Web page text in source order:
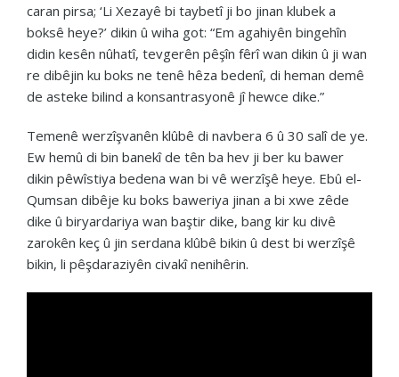
caran pirsa; ‘Li Xezayê bi taybetî ji bo jinan klubek a
boksê heye?’ dikin û wiha got: “Em agahiyên bingehîn
didin kesên nûhatî, tevgerên pêşîn fêrî wan dikin û ji wan
re dibêjin ku boks ne tenê hêza bedenî, di heman demê
de asteke bilind a konsantrasyonê jî hewce dike.”
Temenê werzîşvanên klûbê di navbera 6 û 30 salî de ye.
Ew hemû di bin banekî de tên ba hev ji ber ku bawer
dikin pêwîstiya bedena wan bi vê werzîşê heye. Ebû el-
Qumsan dibêje ku boks baweriya jinan a bi xwe zêde
dike û biryardariya wan baştir dike, bang kir ku divê
zarokên keç û jin serdana klûbê bikin û dest bi werzîşê
bikin, li pêşdaraziyên civakî nenihêrin.